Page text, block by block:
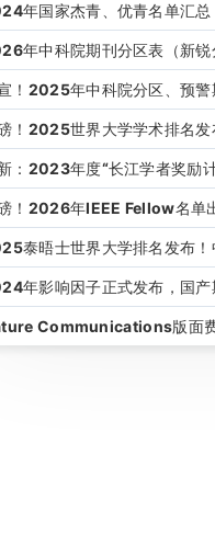
年国家杰青、优青名单汇总
年中科院期刊分区表（新锐
！
！2025年中科院分区、预警
！
！2025世界大学学术排名发
：2023年度“长江学者奖励
！2026年IEEE Fellow名单
授入选
泰晤士世界大学排名发布！
名单
年影响因子正式发布，国产
（附下载）
Communications版面
，国人付了1.8亿！